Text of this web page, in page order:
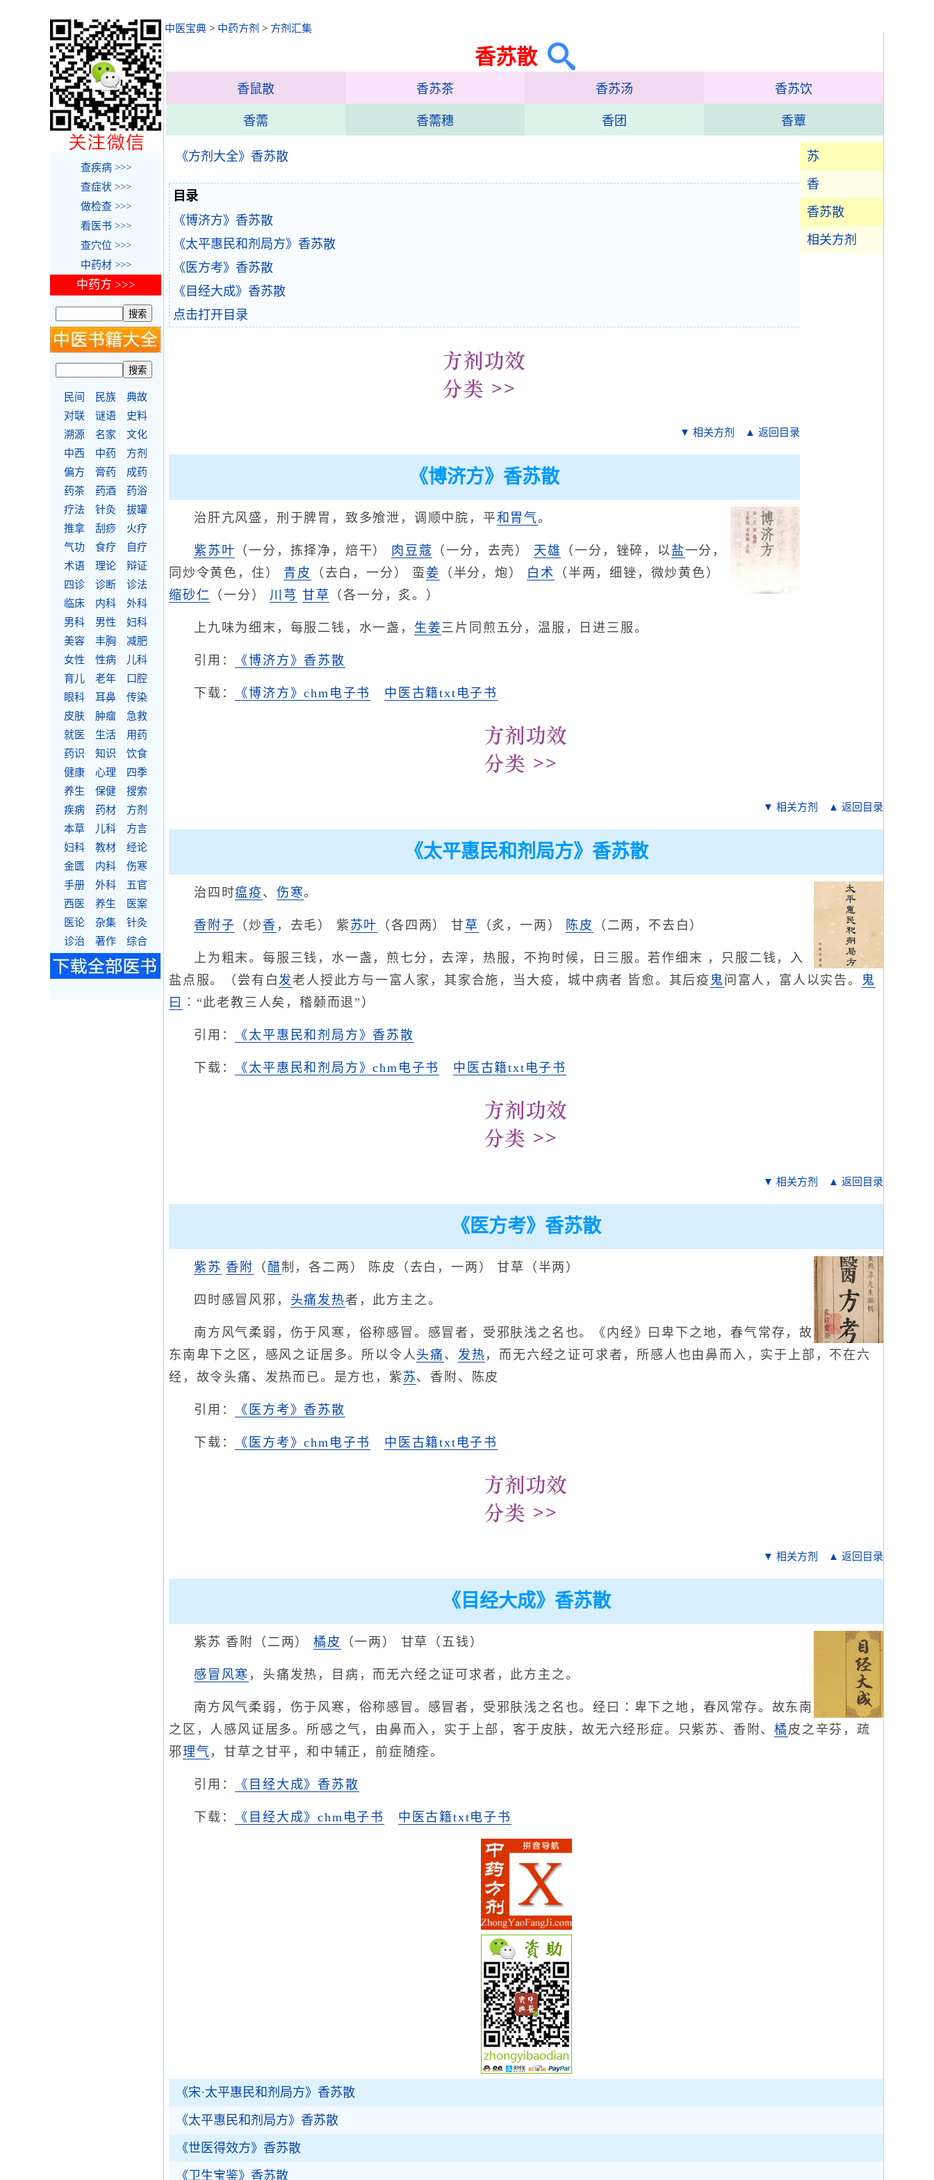
中医宝典 > 中药方剂 > 方剂汇集
香苏散
香鼠散 香苏茶 香苏汤 香苏饮
香薷 香薷穗 香团 香蕈
苏
香
香苏散
相关方剂
《方剂大全》香苏散
目录
《博济方》香苏散
《太平惠民和剂局方》香苏散
《医方考》香苏散
《目经大成》香苏散
点击打开目录
▼ 相关方剂 ▲ 返回目录
《博济方》香苏散
治肝亢风盛，刑于脾胃，致多飧泄，调顺中脘，平和胃气。
紫苏叶 （一分，拣择净，焙干） 肉豆蔻 （一分，去壳） 天雄 （一分，锉碎，以 盐一分，
同炒令黄色，住） 青皮 （去白，一分） 蛮姜 （半分，炮） 白术
（半两，细锉，微炒黄色）
缩砂仁 （一分） 川芎 甘草 （各一分，炙。）
上九味为细末，每服二钱，水一盏， 生姜三片同煎五分，温服，日进三服。
引用： 《博济方》香苏散
下载： 《博济方》chm电子书 中医古籍txt电子书
▼ 相关方剂 ▲ 返回目录
《太平惠民和剂局方》香苏散
治四时瘟疫、 伤寒。
香附子 （炒 香 ，去毛） 紫 苏叶 （各四两） 甘草 （炙，一两） 陈皮 （二两，不去白）
上为粗末。每服三钱，水一盏，煎七分，去滓，热服，不拘时候，日三服。若作细末 ，只服二钱，入
盐点服。（尝有白发老人授此方与一富人家，其家合施，当大疫，城中病者 皆愈。其后疫 鬼问富人，富人以实告。
鬼
曰
︰“此老教三人矣，稽颡而退”）
引用： 《太平惠民和剂局方》香苏散
下载： 《太平惠民和剂局方》chm电子书 中医古籍txt电子书
▼ 相关方剂 ▲ 返回目录
《医方考》香苏散
紫苏 香附 （ 醋制，各二两） 陈皮（去白，一两） 甘草（半两）
四时感冒风邪， 头痛发热者，此方主之。
南方风气柔弱，伤于风寒，俗称感冒。感冒者，受邪肤浅之名也。《内经》曰卑下之地，春气常存，故
东南卑下之区，感风之证居多。所以令人头痛 、 发热 ，而无六经之证可求者，所感人也由鼻而入，实于上部，不在六
经，故令头痛、发热而已。是方也，紫 苏、香附、陈皮
引用： 《医方考》香苏散
下载： 《医方考》chm电子书 中医古籍txt电子书
▼ 相关方剂 ▲ 返回目录
《目经大成》香苏散
紫苏 香附（二两） 橘皮 （一两） 甘草（五钱）
感冒风寒 ，头痛发热，目病，而无六经之证可求者，此方主之。
南方风气柔弱，伤于风寒，俗称感冒。感冒者，受邪肤浅之名也。经曰∶卑下之地，春风常存。故东南
之区，人感风证居多。所感之气，由鼻而入，实于上部，客于皮肤，故无六经形症。只紫苏、香附、橘 皮之辛芬，疏
邪理气 ，甘草之甘平，和中辅正，前症随痊。
引用： 《目经大成》香苏散
下载： 《目经大成》chm电子书 中医古籍txt电子书
《宋·太平惠民和剂局方》香苏散
《太平惠民和剂局方》香苏散
《世医得效方》香苏散
《卫生宝鉴》香苏散
查疾病 >>>
查症状 >>>
做检查 >>>
看医书 >>>
查穴位 >>>
中药材 >>>
中药方 >>>
民间 民族
典故
对联
谜语
史料
溯源
名家
文化
中西
中药
方剂
偏方
膏药
成药
药茶
药酒
药浴
疗法
针灸
拔罐
推拿
刮痧
火疗
气功
食疗
自疗
术语
理论
辩证
四诊
诊断
诊法
临床
内科
外科
男科
男性
妇科
美容
丰胸
减肥
女性
性病
儿科
育儿
老年
口腔
眼科
耳鼻
传染
皮肤
肿瘤
急救
就医
生活
用药
药识
知识
饮食
健康
心理
四季
养生
保健
搜索
疾病
药材
方剂
本草
儿科
方言
妇科
教材
经论
金匮
内科
伤寒
手册
外科
五官
西医
养生
医案
医论
杂集
针灸
诊治
著作 综合